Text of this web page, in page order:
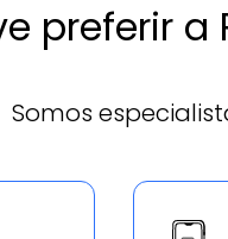
preferir
Somos